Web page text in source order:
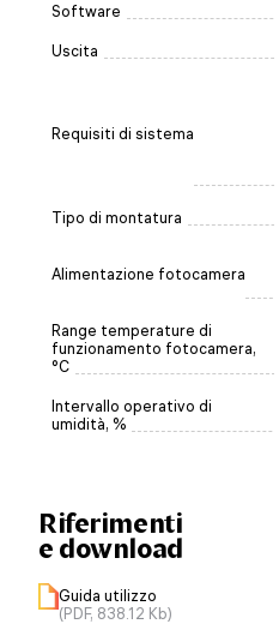
Software
Uscita
Requisiti di sistema
Tipo di montatura
Alimentazione fotocamera
Range temperature di
funzionamento fotocamera,
°C
Intervallo operativo di
umidità, %
Riferimenti
e download
Guida utilizzo
(PDF, 838.12 Kb)